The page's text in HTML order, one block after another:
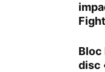
Bloc
disc